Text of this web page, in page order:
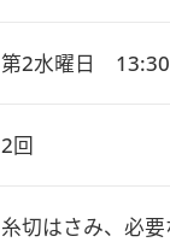
第2水曜日　
2回
糸切はさみ、必要